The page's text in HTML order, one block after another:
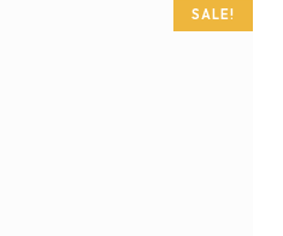
SALE!